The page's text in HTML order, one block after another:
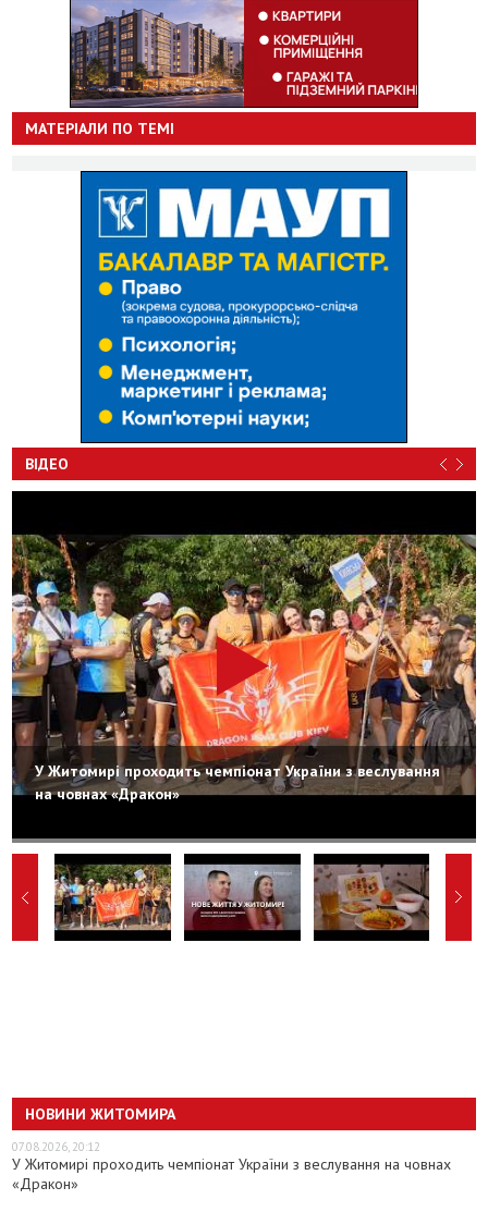
МАТЕРІАЛИ ПО ТЕМІ
ВІДЕО
У Житомирі проходить чемпіонат України з веслування
на човнах «Дракон»
НОВИНИ ЖИТОМИРА
07.08.2026, 20:12
У Житомирі проходить чемпіонат України з веслування на човнах
«Дракон»